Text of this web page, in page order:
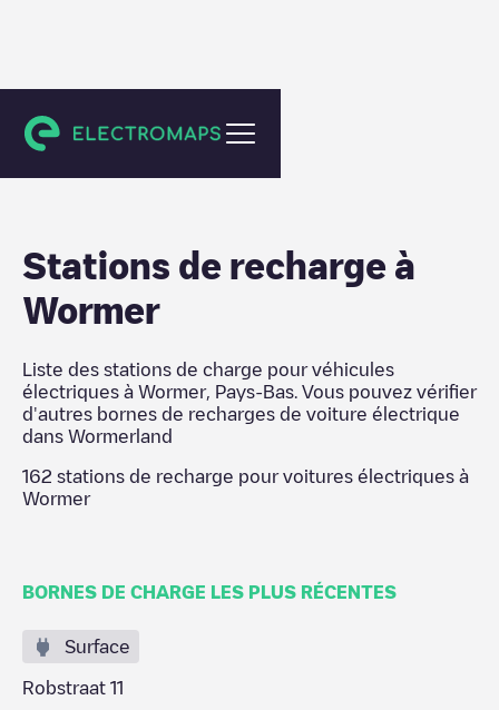
Wormerland
Stations de recharge à
Wormer
Liste des stations de charge pour véhicules
électriques à Wormer, Pays-Bas . Vous pouvez vérifier
d'autres bornes de recharges de voiture électrique
dans Wormerland
162 stations de recharge pour voitures électriques à
Wormer
BORNES DE CHARGE LES PLUS RÉCENTES
Surface
Robstraat 11